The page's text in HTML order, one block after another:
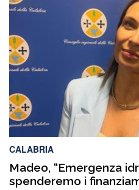
programma lunedì 10
Campanella, rappresenta
della manifestazione, che da
tradizione gastronomica e
CALABRIA
Madeo, “Emergenza
spenderemo i